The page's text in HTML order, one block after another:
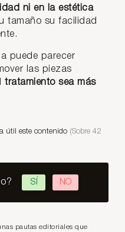
ni en la estética
tamaño su facilidad
puede parecer
las piezas
tratamiento sea más
útil este contenido (Sobre 42
SÍ NO
pautas editoriales que